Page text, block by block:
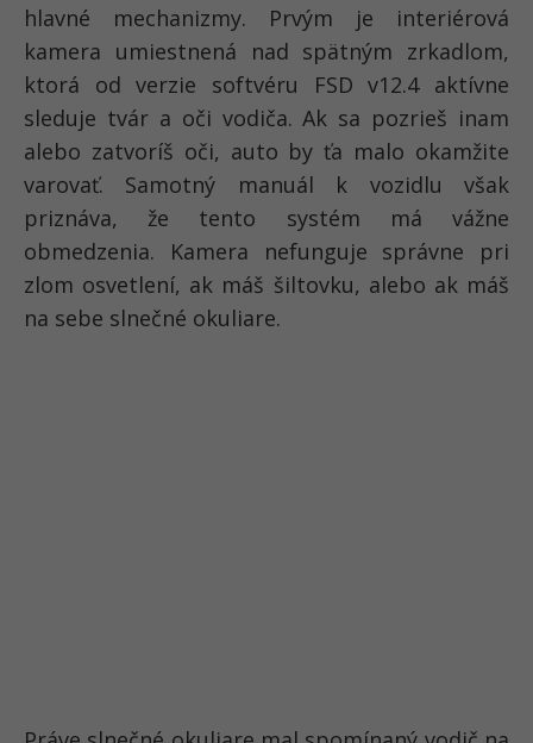
hlavné mechanizmy. Prvým je interiérová
kamera umiestnená nad spätným zrkadlom,
ktorá od verzie softvéru FSD v12.4 aktívne
sleduje tvár a oči vodiča. Ak sa pozrieš inam
alebo zatvoríš oči, auto by ťa malo okamžite
varovať. Samotný manuál k vozidlu však
priznáva, že tento systém má vážne
obmedzenia. Kamera nefunguje správne pri
zlom osvetlení, ak máš šiltovku, alebo ak máš
na sebe slnečné okuliare.